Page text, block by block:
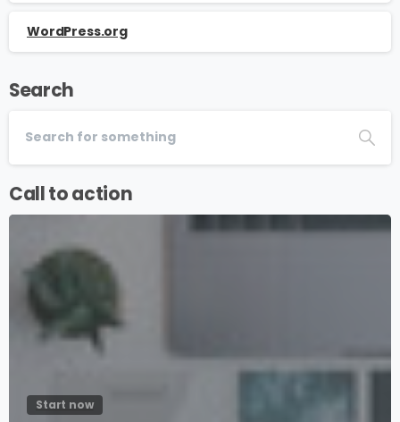
WordPress.org
Search
Call to action
Start now